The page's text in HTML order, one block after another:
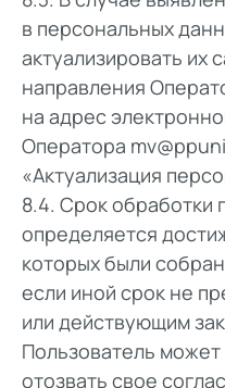
в персональных
актуализировать их
направления
на адрес
Оператора
«Актуализация
8.4. Срок обработки
определяется
которых были
если иной срок не
или действующим
Пользователь
отозвать свое